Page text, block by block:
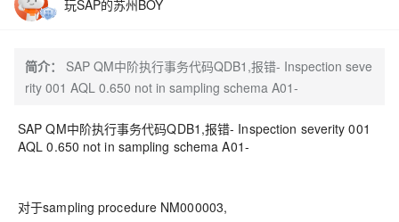
玩SAP的苏州BOY
简介：
SAP QM中阶执行事务代码QDB1,报错- Inspection seve
rity 001 AQL 0.650 not in sampling schema A01-
SAP QM中阶执行事务代码QDB1,报错- Inspection severity 001
AQL 0.650 not in sampling schema A01-
对于sampling procedure NM000003,